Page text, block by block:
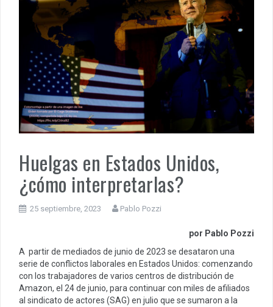
Huelgas en Estados Unidos,
¿cómo interpretarlas?
25 septiembre, 2023 Pablo Pozzi
por Pablo Pozzi
A partir de mediados de junio de 2023 se desataron una
serie de conflictos laborales en Estados Unidos: comenzando
con los trabajadores de varios centros de distribución de
Amazon, el 24 de junio, para continuar con miles de afiliados
al sindicato de actores (SAG) en julio que se sumaron a la